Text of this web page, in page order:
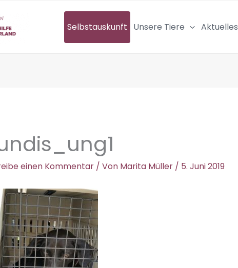
Selbstauskunft Unsere Tiere Aktuelles
einen Kommentar / Von Marita Müller / 5. Juni 2019